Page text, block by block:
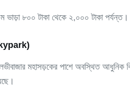
ভাড়া ৮০০ টাকা থেকে ২,০০০ টাকা
মহাসড়কের পাশে অবস্থিত